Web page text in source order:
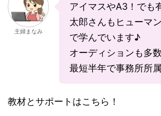
主婦まなみ
アイマスやA3！でも
太郎さんもヒューマ
で学んでいます♪
オーディションも多
最短半年で事務所所属
教材とサポートはこちら！